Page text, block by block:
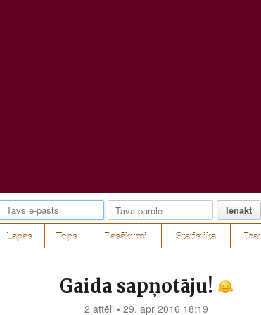
Ienākt
Lapas Tops Pasākumi Statistika
Gaida sapņotāju!
2 attēli • 29. apr 2016 18:19